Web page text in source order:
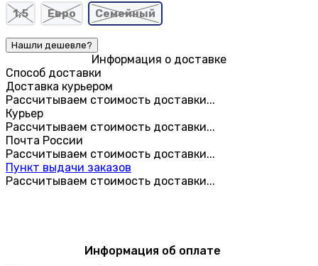
1,5 Евро Семейный
Информация о доставке
Способ доставки
Доставка курьером
Рассчитываем стоимость доставки...
Курьер
Рассчитываем стоимость доставки...
Почта России
Рассчитываем стоимость доставки...
Пункт выдачи заказов
Рассчитываем стоимость доставки...
Информация об оплате